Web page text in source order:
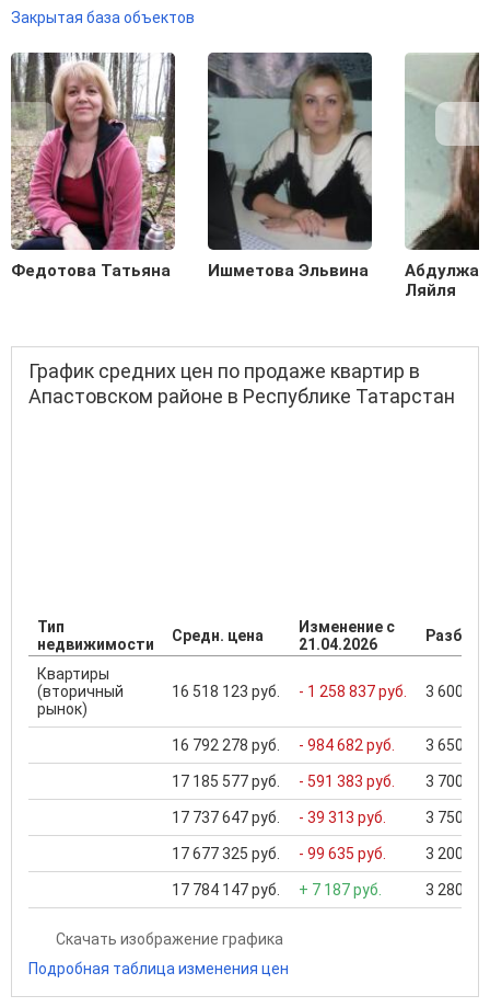
Закрытая база объектов
Федотова Татьяна Ишметова Эльвина
Ляйля
График средних цен по продаже квартир в
Апастовском районе в Республике Татарстан
Тип
недвижимости
Средн. цена
Изменение с
21.04.2026
Квартиры
(вторичный
рынок)
16 518 123 руб. - 1 258 837 руб. 3 600
16 792 278 руб. - 984 682 руб. 3 650
17 185 577 руб. - 591 383 руб. 3 700
17 737 647 руб. - 39 313 руб. 3 750
17 677 325 руб. - 99 635 руб. 3 200
17 784 147 руб. + 7 187 руб. 3 280
Скачать изображение графика
Подробная таблица изменения цен